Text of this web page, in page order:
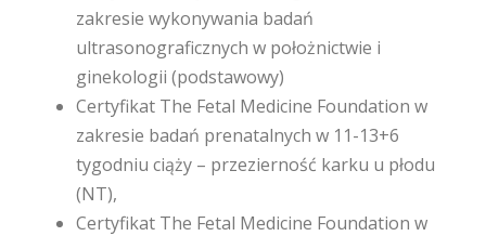
zakresie wykonywania badań
ultrasonograficznych w położnictwie i
ginekologii (podstawowy)
Certyfikat The Fetal Medicine Foundation w
zakresie badań prenatalnych w 11-13+6
tygodniu ciąży – przezierność karku u płodu
(NT),
Certyfikat The Fetal Medicine Foundation w